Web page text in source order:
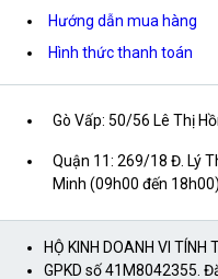
Hướng dẫn mua hàng
Hình thức thanh toán
Gò Vấp: 50/56 Lê Thị
Quận 11: 269/18 Đ. Lý
Minh (09h00 đến 18h00)
HỘ KINH DOANH VI TÍNH
GPKD số 41M8042355.